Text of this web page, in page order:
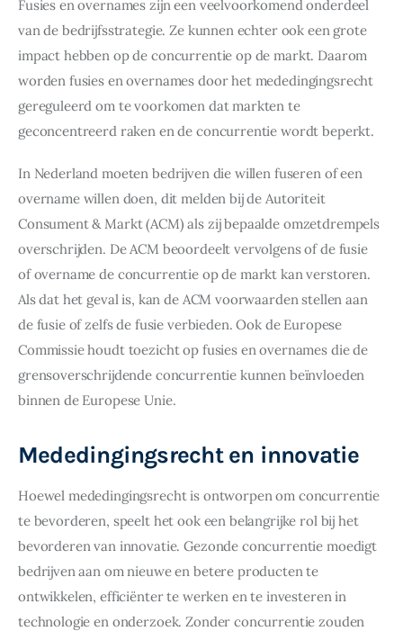
Fusies en overnames zijn een veelvoorkomend onderdeel
van de bedrijfsstrategie. Ze kunnen echter ook een grote
impact hebben op de concurrentie op de markt. Daarom
worden fusies en overnames door het mededingingsrecht
gereguleerd om te voorkomen dat markten te
geconcentreerd raken en de concurrentie wordt beperkt.
In Nederland moeten bedrijven die willen fuseren of een
overname willen doen, dit melden bij de Autoriteit
Consument & Markt (ACM) als zij bepaalde omzetdrempels
overschrijden. De ACM beoordeelt vervolgens of de fusie
of overname de concurrentie op de markt kan verstoren.
Als dat het geval is, kan de ACM voorwaarden stellen aan
de fusie of zelfs de fusie verbieden. Ook de Europese
Commissie houdt toezicht op fusies en overnames die de
grensoverschrijdende concurrentie kunnen beïnvloeden
binnen de Europese Unie.
Mededingingsrecht en innovatie
Hoewel mededingingsrecht is ontworpen om concurrentie
te bevorderen, speelt het ook een belangrijke rol bij het
bevorderen van innovatie. Gezonde concurrentie moedigt
bedrijven aan om nieuwe en betere producten te
ontwikkelen, efficiënter te werken en te investeren in
technologie en onderzoek. Zonder concurrentie zouden